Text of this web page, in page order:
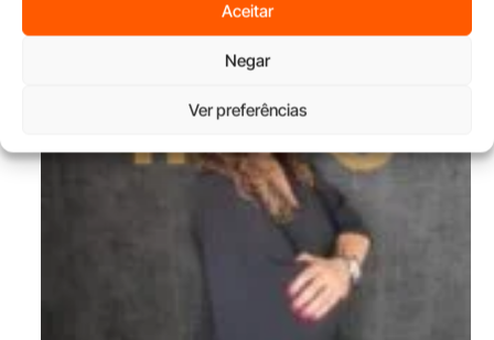
Aceitar
Negar
Ver preferências